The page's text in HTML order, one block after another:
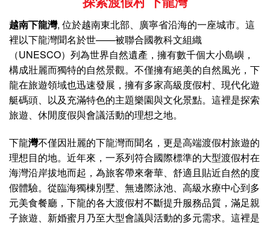
越南下龍灣, 位於越南東北部、廣寧省沿海的一座城市。這
裡以下龍灣聞名於世——被聯合國教科文組織
（UNESCO）列為世界自然遺產，擁有數千個大小島嶼，
構成壯麗而獨特的自然景觀。不僅擁有絕美的自然風光，下
龍在旅遊領域也迅速發展，擁有多家高級度假村、現代化遊
艇碼頭、以及充滿特色的主題樂園與文化景點。這裡是探索
旅遊、休閒度假與會議活動的理想之地。
下龍灣不僅因壯麗的下龍灣而聞名，更是高端渡假村旅遊的
理想目的地。近年來，一系列符合國際標準的大型渡假村在
海灣沿岸拔地而起，為旅客帶來奢華、舒適且貼近自然的度
假體驗。從臨海獨棟別墅、無邊際泳池、高級水療中心到多
元美食餐廳，下龍的各大渡假村不斷提升服務品質，滿足親
子旅遊、新婚蜜月乃至大型會議與活動的多元需求。這裡是